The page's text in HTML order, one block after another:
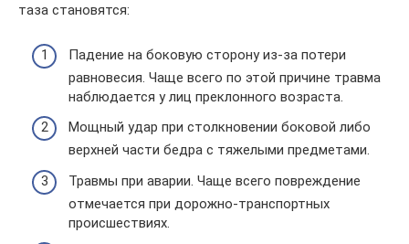
таза становятся:
Падение на боковую сторону из-за потери
равновесия. Чаще всего по этой причине травма
наблюдается у лиц преклонного возраста.
Мощный удар при столкновении боковой либо
верхней части бедра с тяжелыми предметами.
Травмы при аварии. Чаще всего повреждение
отмечается при дорожно-транспортных
происшествиях.